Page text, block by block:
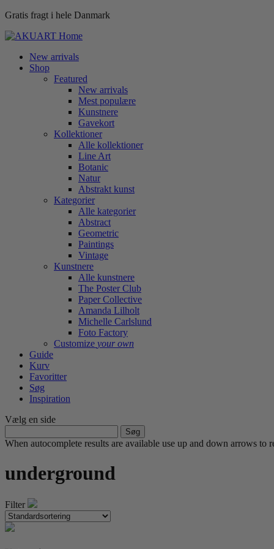
Gratis fragt i hele Danmark
New arrivals
Shop
Featured
New arrivals
Mest populære
Kunstnere
Gavekort
Kollektioner
Alle kollektioner
Line Art
Botanic
Natur
Abstrakt kunst
Kategorier
Alle kategorier
Abstract
Geometric
Paintings
Vintage
Kunstnere
Alle kunstnere
The Poster Club
Paper Collective
Amanda Lilholt
Michelle Carlslund
Foto Factory
Customize your own
Guide
Kurv
Favoritter
Søg
Inspiration
Vælg en side
efter:
When autocomplete results are available use up and down arrows
underground
Filter